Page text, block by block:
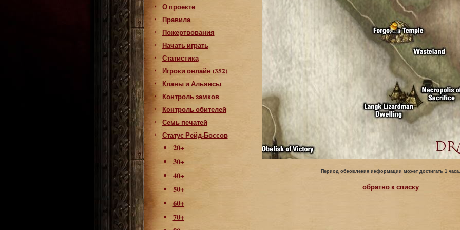
О проекте
Правила
Пожертвования
Начать играть
Статистика
Игроки онлайн (352)
Кланы и Альянсы
Контроль замков
Контроль обителей
Семь печатей
Статус Рейд-Боссов
20+
30+
40+
50+
60+
70+
Период обновления информации может достигать 1 часа.
обратно к списку